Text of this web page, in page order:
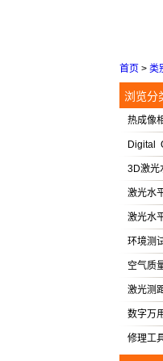
首页 > 类
浏览分
热成像
Digital
3D激光
激光水
激光水
环境测
空气质
激光测
数字万
修理工